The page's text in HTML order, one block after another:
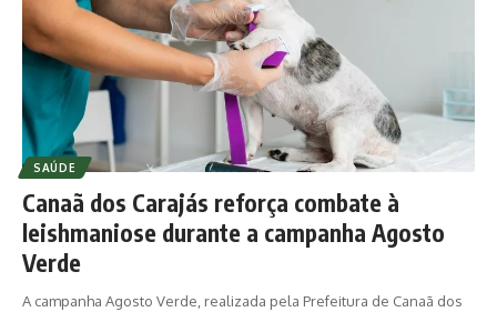
SAÚDE
Canaã dos Carajás reforça combate à
leishmaniose durante a campanha Agosto
Verde
A campanha Agosto Verde, realizada pela Prefeitura de Canaã dos